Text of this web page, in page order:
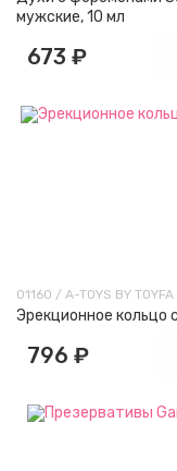
мужские, 10 мл
673 ₽
01160 / A-TOYS BY TOYFA
Эрекционное кольцо
796 ₽